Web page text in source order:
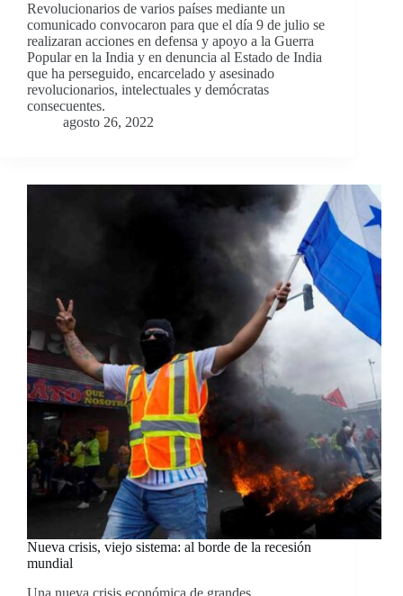
Revolucionarios de varios países mediante un
comunicado convocaron para que el día 9 de julio se
realizaran acciones en defensa y apoyo a la Guerra
Popular en la India y en denuncia al Estado de India
que ha perseguido, encarcelado y asesinado
revolucionarios, intelectuales y demócratas
consecuentes.
agosto 26, 2022
Nueva crisis, viejo sistema: al borde de la recesión
mundial
Una nueva crisis económica de grandes